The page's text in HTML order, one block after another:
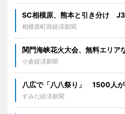
SC相模原、熊本と引き分け
相模原町田経済新聞
関門海峡花火大会、無料エリア
小倉経済新聞
八広で「八八祭り」 1500人が
すみだ経済新聞